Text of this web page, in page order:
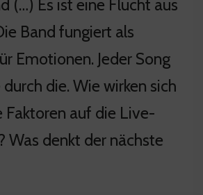
(…) Es ist eine Flucht aus
Band fungiert als
Emotionen. Jeder Song
die. Wie wirken sich
Faktoren auf die Live-
Was denkt der nächste